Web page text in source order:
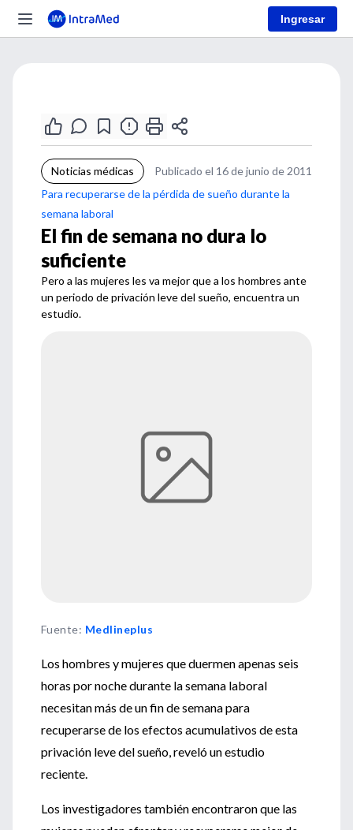
Ingresar
Noticias médicas
Publicado el 16 de junio de 2011
Para recuperarse de la pérdida de sueño durante la
semana laboral
El fin de semana no dura lo
suficiente
Pero a las mujeres les va mejor que a los hombres ante
un periodo de privación leve del sueño, encuentra un
estudio.
Fuente: Medlineplus
Los hombres y mujeres que duermen apenas seis
horas por noche durante la semana laboral
necesitan más de un fin de semana para
recuperarse de los efectos acumulativos de esta
privación leve del sueño, reveló un estudio
reciente.
Los investigadores también encontraron que las